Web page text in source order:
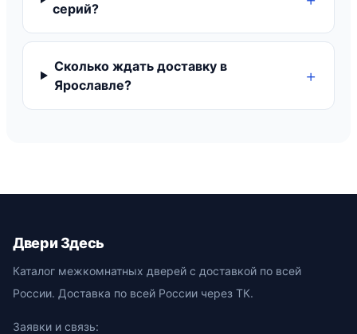
серий?
Сколько ждать доставку в
Ярославле?
Двери Здесь
Каталог межкомнатных дверей с доставкой по всей
России. Доставка по всей России через ТК.
Заявки и связь: